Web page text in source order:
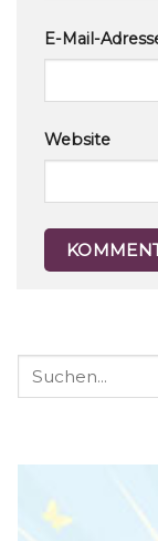
E-Mail-
Website